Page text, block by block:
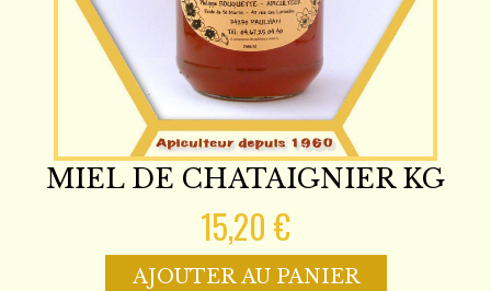
MIEL DE CHATAIGNIER KG
15,20 €
AJOUTER AU PANIER